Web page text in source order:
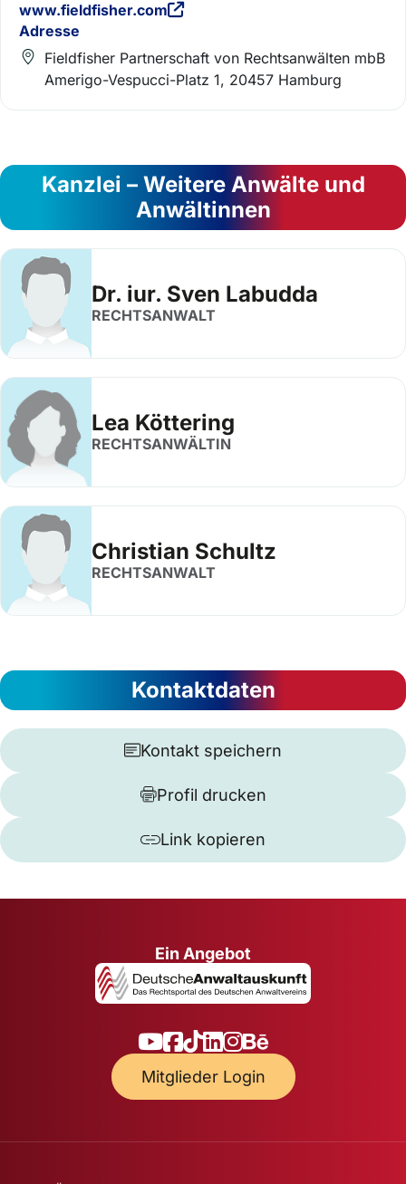
www.fieldfisher.com
Adresse
Fieldfisher Partnerschaft von Rechtsanwälten mbB
Amerigo-Vespucci-Platz 1, 20457 Hamburg
Kanzlei – Weitere Anwälte und
Anwältinnen
Dr. iur. Sven Labudda
RECHTSANWALT
Lea Köttering
RECHTSANWÄLTIN
Christian Schultz
RECHTSANWALT
Kontaktdaten
Kontakt speichern
Profil drucken
Link kopieren
Ein Angebot
Mitglieder Login